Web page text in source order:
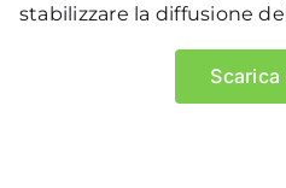
Punti di ricarica
5.501 – 10.900
stabilizzare la diffusione
Scarica